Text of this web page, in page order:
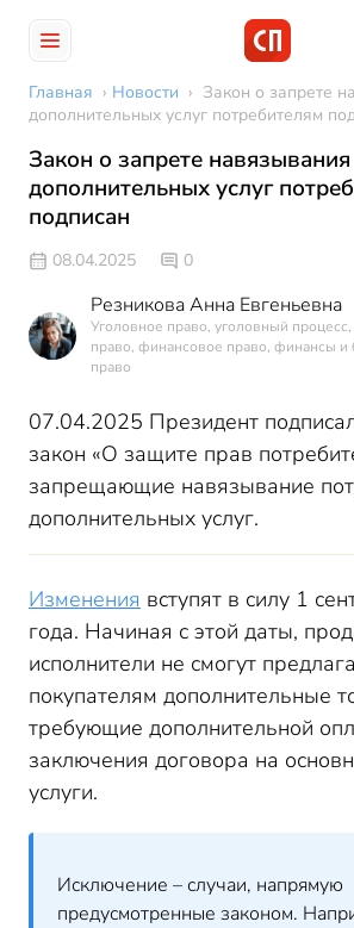
Главная › Новости › Закон о запрете
дополнительных услуг потребителям
Закон о запрете навязывания
дополнительных услуг
подписан
08.04.2025 0
Резникова Анна Евгеньевна
Уголовное право, уголовный
право, финансовое право, финансы и
право
07.04.2025 Президент
закон «О защите прав
запрещающие навязывание
дополнительных услуг.
Изменения вступят в силу 1
года. Начиная с этой даты,
исполнители не смогут
покупателям дополнительные
требующие дополнительной
заключения договора на
услуги.
Исключение – случаи, напрямую
предусмотренные законом.